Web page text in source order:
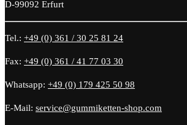
D-99092 Erfurt
Tel.: +49 (0) 361 / 30 25 81 24
Fax: +49 (0) 361 / 41 77 03 30
Whatsapp: +49 (0) 179 425 50 98
E-Mail: service@gummiketten-shop.com